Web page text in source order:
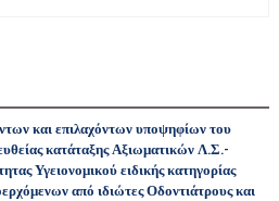
και επιλαχόντων υποψηφίων του
κατάταξης Αξιωματικών Λ.Σ.-
Υγειονομικού ειδικής κατηγορίας
από ιδιώτες Οδοντιάτρους και